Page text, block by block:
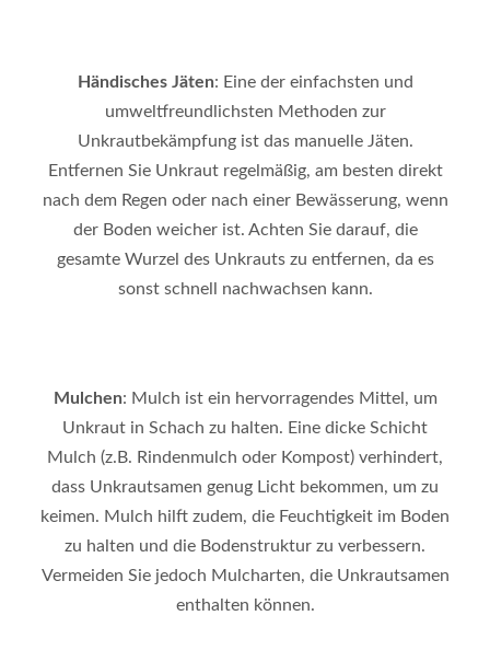
Händisches Jäten: Eine der einfachsten und
umweltfreundlichsten Methoden zur
Unkrautbekämpfung ist das manuelle Jäten.
Entfernen Sie Unkraut regelmäßig, am besten direkt
nach dem Regen oder nach einer Bewässerung, wenn
der Boden weicher ist. Achten Sie darauf, die
gesamte Wurzel des Unkrauts zu entfernen, da es
sonst schnell nachwachsen kann.
Mulchen: Mulch ist ein hervorragendes Mittel, um
Unkraut in Schach zu halten. Eine dicke Schicht
Mulch (z.B. Rindenmulch oder Kompost) verhindert,
dass Unkrautsamen genug Licht bekommen, um zu
keimen. Mulch hilft zudem, die Feuchtigkeit im Boden
zu halten und die Bodenstruktur zu verbessern.
Vermeiden Sie jedoch Mulcharten, die Unkrautsamen
enthalten können.